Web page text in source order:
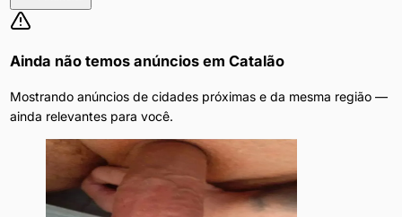
Ainda não temos anúncios em Catalão
Mostrando anúncios de cidades próximas e da mesma região —
ainda relevantes para você.